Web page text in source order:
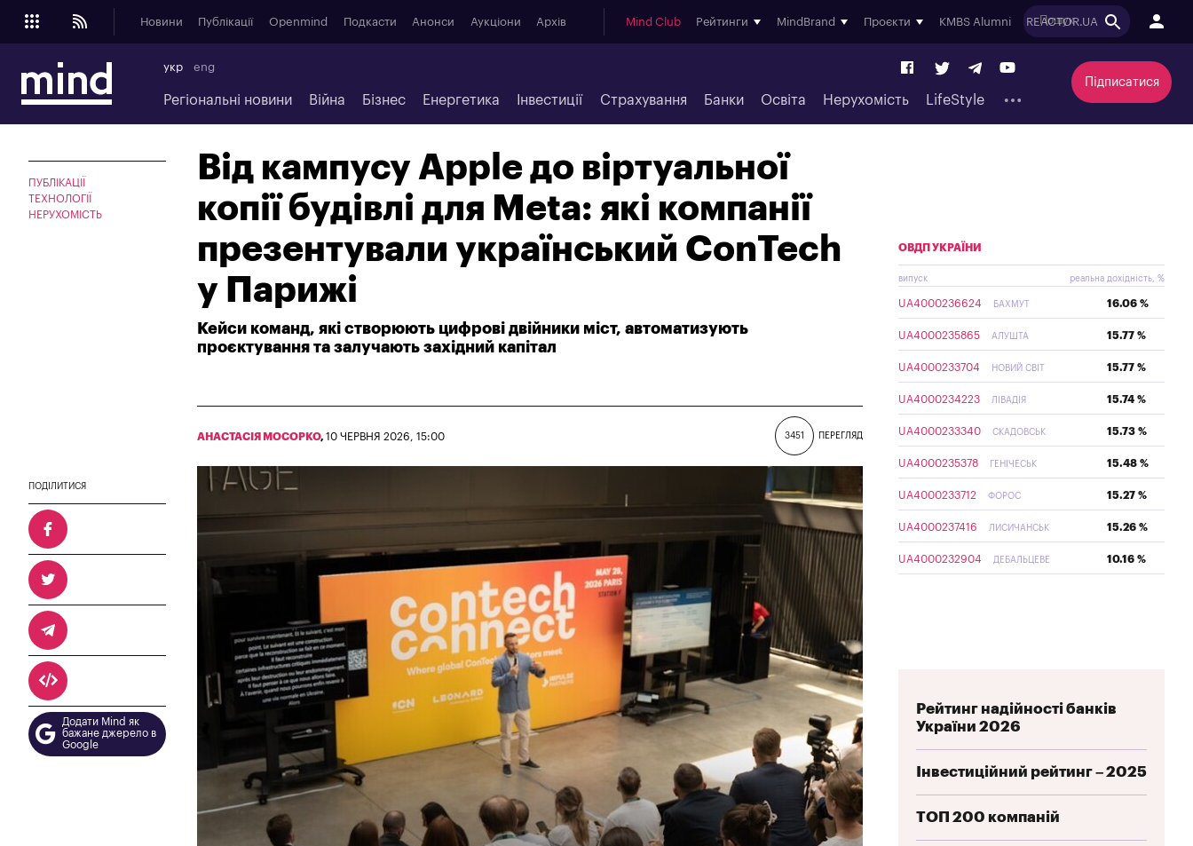
Новини Публікації Openmind Подкасти Анонси Аукціони Архів Mind Club Рейтинги MindBrand Проєкти KMBS Alumni REACTOR.UA
укр eng
Регіональні новини Війна Бізнес Енергетика Інвестиції Страхування Банки Освіта Нерухомість LifeStyle
Підписатися
ПУБЛІКАЦІЇ
ТЕХНОЛОГІЇ
НЕРУХОМІСТЬ
Від кампусу Apple до віртуальної
копії будівлі для Meta: які компанії
презентували український ConTech
у Парижі
Кейси команд, які створюють цифрові двійники міст, автоматизують
проєктування та залучають західний капітал
3451 ПЕРЕГЛЯД
АНАСТАСІЯ МОСОРКО, 10 ЧЕРВНЯ 2026, 15:00
ПОДІЛИТИСЯ
Додати Mind як
бажане джерело в
Google
ОВДП УКРАЇНИ
випуск реальна дохідність, %
UA4000236624 БАХМУТ 16.06 %
UA4000235865 АЛУШТА 15.77 %
UA4000233704 НОВИЙ СВІТ 15.77 %
UA4000234223 ЛІВАДІЯ 15.74 %
UA4000233340 СКАДОВСЬК 15.73 %
UA4000235378 ГЕНІЧЕСЬК 15.48 %
UA4000233712 ФОРОС 15.27 %
UA4000237416 ЛИСИЧАНСЬК 15.26 %
UA4000232904 ДЕБАЛЬЦЕВЕ 10.16 %
Рейтинг надійності банків
України 2026
Інвестиційний рейтинг – 2025
ТОП 200 компаній